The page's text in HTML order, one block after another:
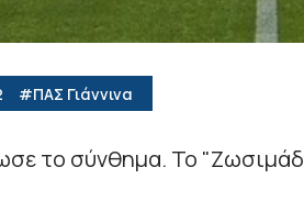
#ΠΑΣ Γιάννινα
το σύνθημα. Το